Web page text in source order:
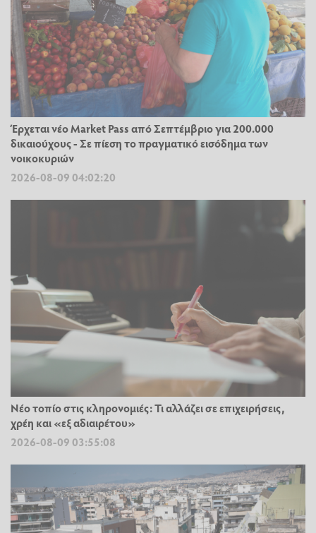
Έρχεται νέο Market Pass από Σεπτέμβριο για 200.000
δικαιούχους - Σε πίεση το πραγματικό εισόδημα των
νοικοκυριών
2026-08-09 04:02:20
Νέο τοπίο στις κληρονομιές: Τι αλλάζει σε επιχειρήσεις,
χρέη και «εξ αδιαιρέτου»
2026-08-09 03:55:08